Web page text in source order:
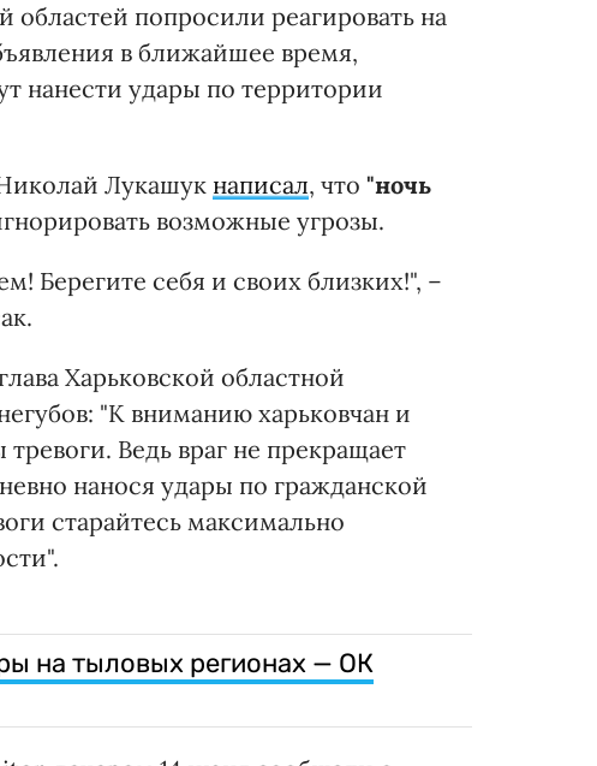
попросили реагировать на
в ближайшее время,
нанести удары по территории
Лукашук написал, что "ночь
возможные угрозы.
Берегите себя и своих близких!", –
Харьковской областной
"К вниманию харьковчан и
Ведь враг не прекращает
нанося удары по гражданской
старайтесь максимально
на тыловых регионах — ОК